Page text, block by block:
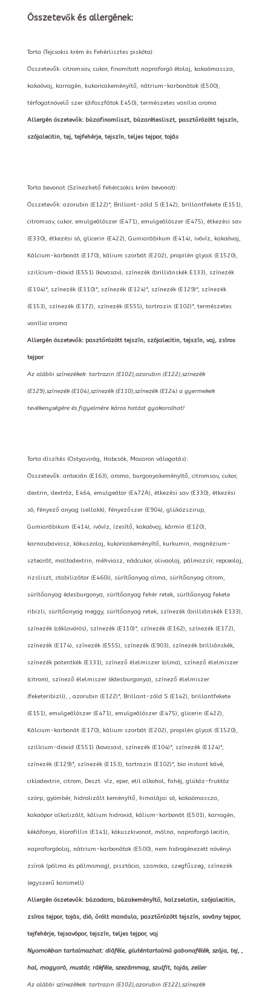
Összetevők és allergének:
Torta (Tejcsokis krém és Fehérlisztes piskóta):
Összetevők: citromsav, cukor, finomított napraforgó étolaj, kakaómassza,
kakaóvaj, karragén, kukoricakeményítő, nátrium-karbonátok (E500),
térfogatnövelő szer (difoszfátok E450), természetes vanília aroma
Allergén öszetevők: búzafinomliszt, búzarétesliszt, pasztőrözött tejszín,
szójalecitin, tej, tejfehérje, tejszín, teljes tejpor, tojás
Torta bevonat (Színezhető fehércsokis krém bevonat):
Összetevők: azorubin (E122)*, Brillant-zöld S (E142), brillantfekete (E151),
citromsav, cukor, emulgeálószer (E471), emulgeálószer (E475), étkezési sav
(E330), étkezési só, glicerin (E422), Gumiarábikum (E414), ivóvíz, kakaóvaj,
Kálcium-karbonát (E170), kálium szorbát (E202), propilén glycol (E1520),
szilícium-dioxid (E551) (kovasav), színezék (brilliánskék E133), színezék
(E104)*, színezék (E110)*, színezék (E124)*, színezék (E129)*, színezék
(E153), színezék (E172), színezék (E555), tartrazin (E102)*, természetes
vanília aroma
Allergén öszetevők: pasztőrözött tejszín, szójalecitin, tejszín, vaj, zsíros
tejpor
Az alábbi színezékek: tartrazin (E102),azorubin (E122),színezék
(E129),színezék (E104),színezék (E110),színezék (E124) a gyermekek
tevékenységére és figyelmére káros hatást gyakorolhat!
Torta díszítés (Ostyavirág, Habcsók, Macaron válogatás):
Összetevők: antocián (E163), aroma, burgonyakeményítő, citromsav, cukor,
dextrin, dextróz, E464, emulgeátor (E472A), étkezési sav (E330), étkezési
só, fényező anyag (sellakk), fényezőszer (E904), glükózszirup,
Gumiarábikum (E414), ivóvíz, ízesítő, kakaóvaj, kármin (E120),
karnaubaviasz, kókuszolaj, kukoricakeményítő, kurkumin, magnézium-
sztearát, maltodextrin, méhviasz, nádcukor, olivaolaj, pálmazsír, repceolaj,
rizsliszt, stabilizátor (E460i), sürítőanyag alma, sürítőanyag citrom,
sürítőanyag édesburgonya, sürítőanyag fehér retek, sürítőanyag fekete
ribizli, sürítőanyag meggy, sürítőanyag retek, színezék (brilliánskék E133),
színezék (céklavörös), színezék (E110)*, színezék (E162), színezék (E172),
színezék (E174), színezék (E555), színezék (E903), színezék brilliánskék,
színezék patentkék (E131), színező élelmiszer (alma), színező élelmiszer
(citrom), színező élelmiszer (édesburgonya), színező élelmiszer
(feketeribizli), , azorubin (E122)*, Brillant-zöld S (E142), brillantfekete
(E151), emulgeálószer (E471), emulgeálószer (E475), glicerin (E422),
Kálcium-karbonát (E170), kálium szorbát (E202), propilén glycol (E1520),
szilícium-dioxid (E551) (kovasav), színezék (E104)*, színezék (E124)*,
színezék (E129)*, színezék (E153), tartrazin (E102)*, bio instant kávé,
ciklodextrin, citrom, Deszt. víz, eper, etil alkohol, fahéj, glükóz-fruktóz
szörp, gyömbér, hidrolizált keményítő, himalájai só, kakaómassza,
kakaópor alkalizált, kálium hidroxid, kálium-karbonát (E501), karragén,
kékáfonya, klorofillin (E141), kókuszkivonat, málna, napraforgó lecitin,
napraforgóolaj, nátrium-karbonátok (E500), nem hidrogénezett növényi
zsírok (pálma és pálmamag), pisztácia, szamóca, szegfűszeg, színezék
(egyszerű karamell)
Allergén öszetevők: búzadara, búzakeményítő, halzselatin, szójalecitin,
zsíros tejpor, tojás, dió, őrölt mandula, pasztőrözött tejszín, sovány tejpor,
tejfehérje, tejsavópor, tejszín, teljes tejpor, vaj
Nyomokban tartalmazhat: dióféle, gluténtartalmú gabonafélék, szója, tej, ,
hal, mogyoró, mustár, rákféle, szezámmag, szulfit, tojás, zeller
Az alábbi színezékek: tartrazin (E102),azorubin (E122),színezék